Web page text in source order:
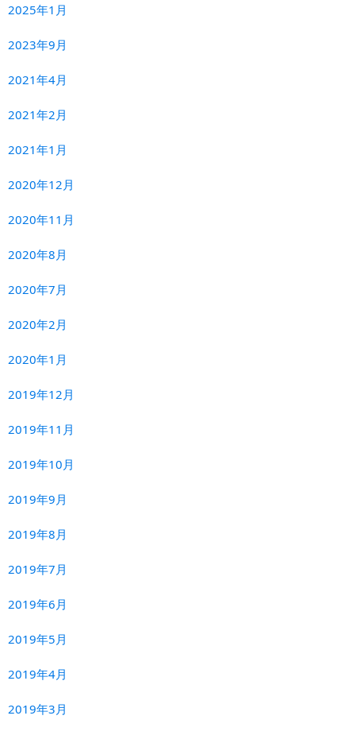
2025年1月
2023年9月
2021年4月
2021年2月
2021年1月
2020年12月
2020年11月
2020年8月
2020年7月
2020年2月
2020年1月
2019年12月
2019年11月
2019年10月
2019年9月
2019年8月
2019年7月
2019年6月
2019年5月
2019年4月
2019年3月